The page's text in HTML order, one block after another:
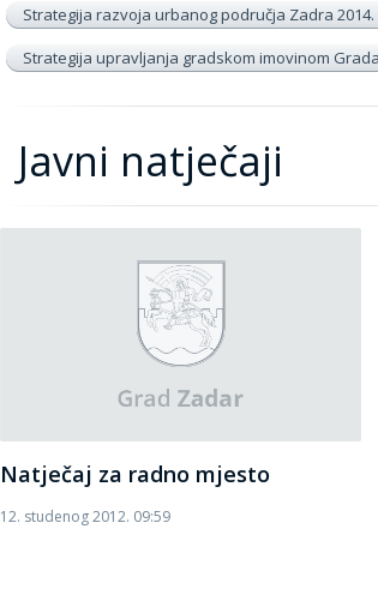
Strategija razvoja urbanog područja Zadra 2014.
Strategija upravljanja gradskom imovinom
Javni natječaji
Natječaj za radno mjesto
12. studenog 2012. 09:59